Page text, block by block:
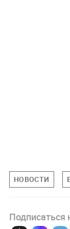
НОВОСТИ
Подписаться